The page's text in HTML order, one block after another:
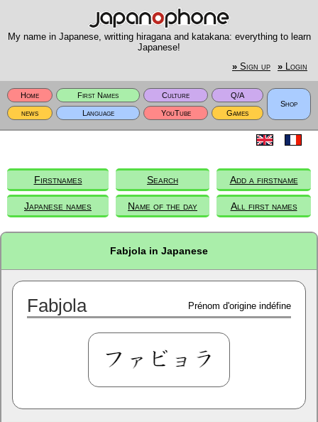
My name in Japanese, writting hiragana and katakana: everything to learn
Japanese!
» Sign up » Login
Home First Names Culture
Q/A
Shop
news
Language YouTube Games
Firstnames Search Add a firstname
Japanese names Name of the day All first names
Fabjola in Japanese
Fabjola Prénom d'origine indéfine